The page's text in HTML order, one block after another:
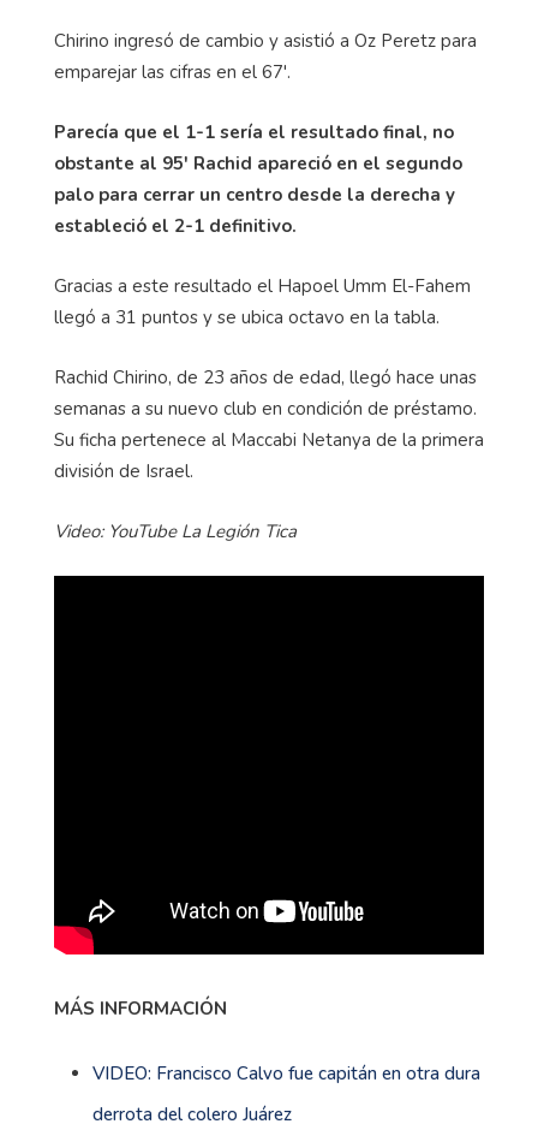
Chirino ingresó de cambio y asistió a Oz Peretz para
emparejar las cifras en el 67'.
Parecía que el 1-1 sería el resultado final, no
obstante al 95' Rachid apareció en el segundo
palo para cerrar un centro desde la derecha y
estableció el 2-1 definitivo.
Gracias a este resultado el Hapoel Umm El-Fahem
llegó a 31 puntos y se ubica octavo en la tabla.
Rachid Chirino, de 23 años de edad, llegó hace unas
semanas a su nuevo club en condición de préstamo.
Su ficha pertenece al Maccabi Netanya de la primera
división de Israel.
Video: YouTube La Legión Tica
MÁS INFORMACIÓN
VIDEO: Francisco Calvo fue capitán en otra dura
derrota del colero Juárez